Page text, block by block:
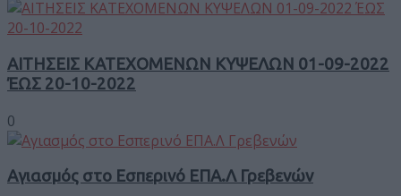
ΑΙΤΗΣΕΙΣ ΚΑΤΕΧΟΜΕΝΩΝ ΚΥΨΕΛΩΝ 01-09-2022
ΈΩΣ 20-10-2022
0
Αγιασμός στο Εσπερινό ΕΠΑ.Λ Γρεβενών